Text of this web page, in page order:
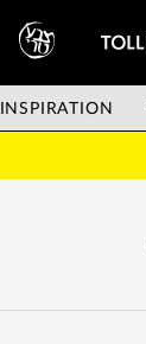
INSPIRATION